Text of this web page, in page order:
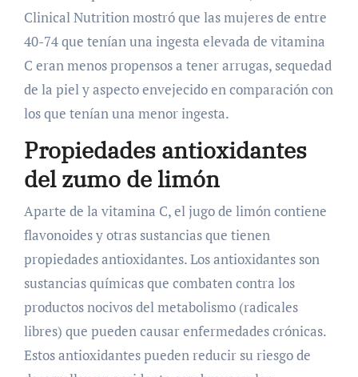
Clinical Nutrition mostró que las mujeres de entre
40-74 que tenían una ingesta elevada de vitamina
C eran menos propensos a tener arrugas, sequedad
de la piel y aspecto envejecido en comparación con
los que tenían una menor ingesta.
Propiedades antioxidantes
del zumo de limón
Aparte de la vitamina C, el jugo de limón contiene
flavonoides y otras sustancias que tienen
propiedades antioxidantes. Los antioxidantes son
sustancias químicas que combaten contra los
productos nocivos del metabolismo (radicales
libres) que pueden causar enfermedades crónicas.
Estos antioxidantes pueden reducir su riesgo de